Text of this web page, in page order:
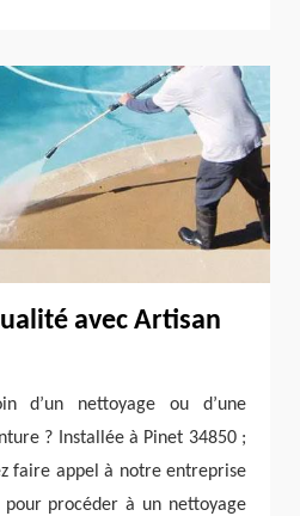
avec Artisan
d’un nettoyage ou d’une
? Installée à Pinet 34850 ;
faire appel à notre entreprise
procéder à un nettoyage